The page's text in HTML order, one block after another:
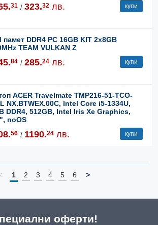
31 / 323.32 лв. купи
памет DDR4 PC 16GB KIT 2x8GB
TEAM VULKAN Z
84 / 285.24 лв. купи
ACER Travelmate TMP216-51-TCO-
NX.BTWEX.00C, Intel Core i5-1334U,
DDR4, 512GB, Intel Iris Xe Graphics,
noOS
56 / 1190.24 лв. купи
1 2 3 4 5 6 >
оферти!